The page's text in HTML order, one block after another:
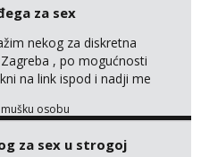
za sex
nekog za diskretna
, po mogućnosti
na link ispod i nadji me
osobu
za sex u strogoj